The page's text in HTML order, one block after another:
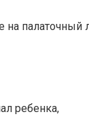
палаточный
ребенка,